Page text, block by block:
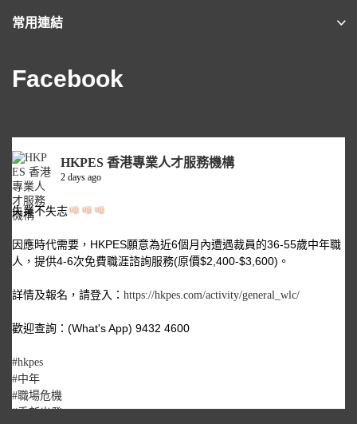
常用連結
Facebook
HKPES 香港專業人才服務機構
2 days ago
失業不失志
因應時代需要，HKPES願意為近6個月內遭遇裁員的36-55歲中年職
人，提供4-6次免費職涯諮詢服務(原價$2,400-$3,600)。
詳情及報名，請登入： https://hkpes.com/activity/general_wlc/
歡迎查詢：(What's App) 9432 4600
#hkpes
#中年
#職場危機
#重新出發